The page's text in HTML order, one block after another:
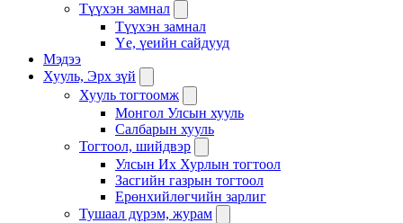
Түүхэн замнал
Түүхэн замнал
Үе, үеийн сайдууд
Мэдээ
Хууль, Эрх зүй
Хууль тогтоомж
Монгол Улсын хууль
Салбарын хууль
Тогтоол, шийдвэр
Улсын Их Хурлын тогтоол
Засгийн газрын тогтоол
Ерөнхийлөгчийн зарлиг
Тушаал дүрэм, журам